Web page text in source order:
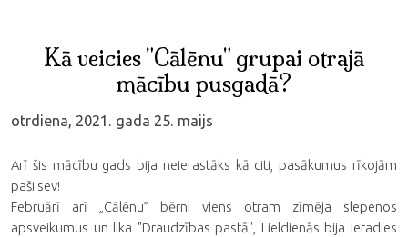
Kā veicies "Cālēnu" grupai otrajā
mācību pusgadā?
otrdiena, 2021. gada 25. maijs
Arī šis mācību gads bija neierastāks kā citi, pasākumus rīkojām
paši sev!
Februārī arī „Cālēnu” bērni viens otram zīmēja slepenos
apsveikumus un lika "Draudzības pastā", Lieldienās bija ieradies